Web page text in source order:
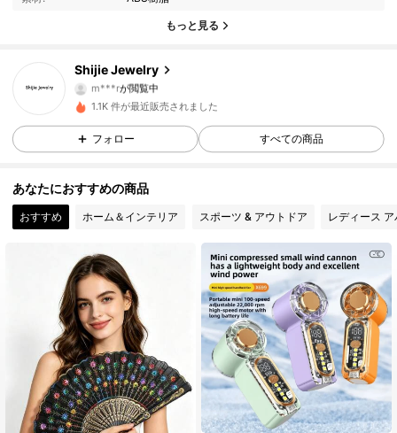
もっと見る
Shijie Jewelry
4.80 88 フォロワー
4.80
4.80 88 フォロワー
4.80 88 フォロワー
4.80 88 フォロワー
4.80 88 フォロワー
4.80 88 フォロワー
1.1K 件が最近販売されました
フォロー すべての商品
あなたにおすすめの商品
おすすめ ホーム＆インテリア スポーツ & アウトドア レディース